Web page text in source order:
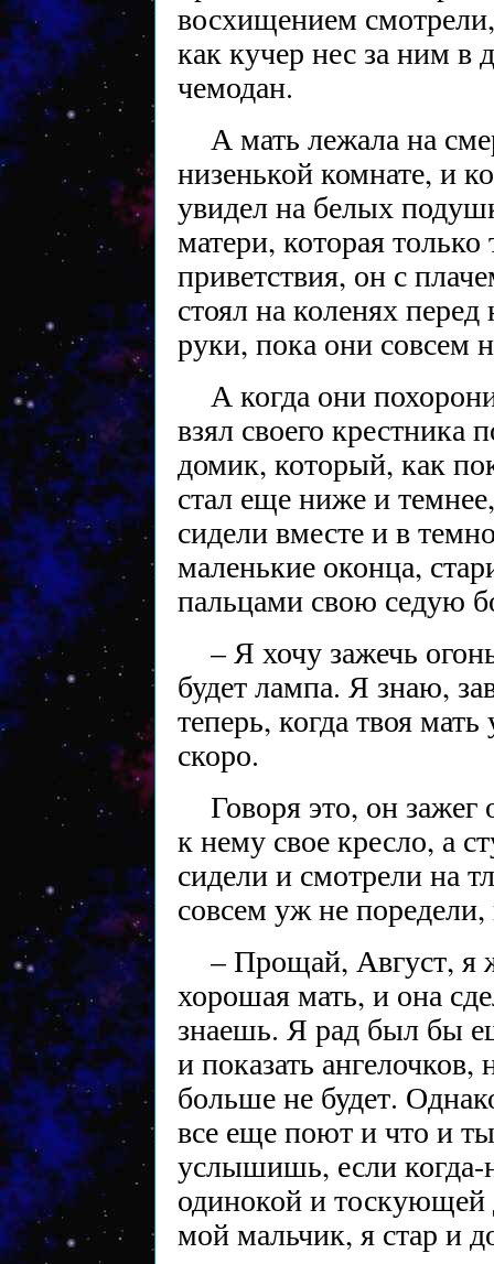
восхищением
как кучер нес за ним
чемодан.
А мать лежала на
низенькой комнате, и
увидел на белых
матери, которая только
приветствия, он с
стоял на коленях
руки, пока они совсем
А когда они
взял своего
домик, который, как
стал еще ниже и
сидели вместе и в
маленькие оконца,
пальцами свою седую
– Я хочу зажечь
будет лампа. Я знаю,
теперь, когда твоя
скоро.
Говоря это, он
к нему свое кресло, а
сидели и смотрели на
совсем уж не поредели,
– Прощай, Август, я
хорошая мать, и она
знаешь. Я рад был бы
и показать
больше не будет.
все еще поют и что и
услышишь, если
одинокой и
мой мальчик, я стар и